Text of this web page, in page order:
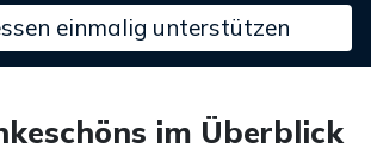
einmalig unterstützen
im Überblick